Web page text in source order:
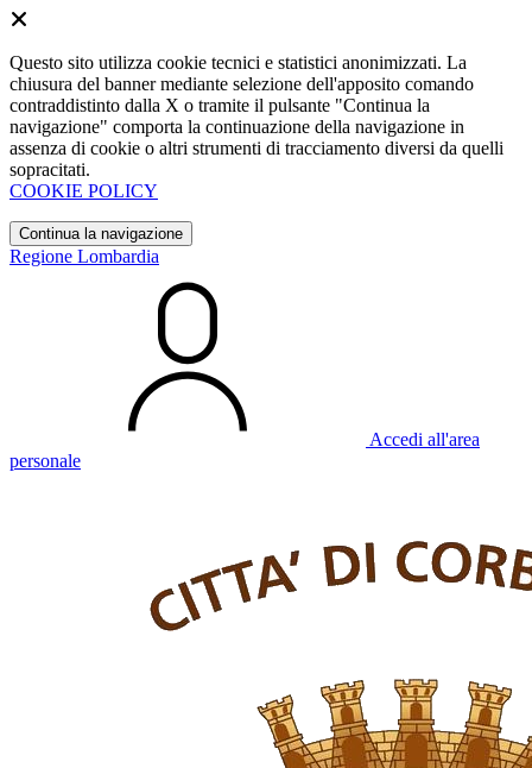
Questo sito utilizza cookie tecnici e statistici anonimizzati. La
chiusura del banner mediante selezione dell'apposito comando
contraddistinto dalla X o tramite il pulsante "Continua la
navigazione" comporta la continuazione della navigazione in
assenza di cookie o altri strumenti di tracciamento diversi da quelli
sopracitati.
COOKIE POLICY
Continua la navigazione
Regione Lombardia
Accedi all'area
personale